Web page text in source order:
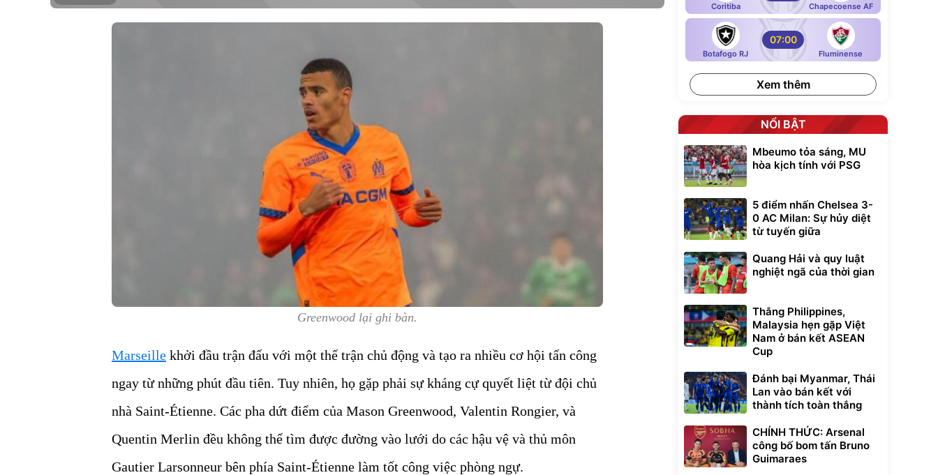
Greenwood lại ghi bàn.
Marseille khởi đầu trận đấu với một thế trận chủ động và tạo ra nhiều cơ hội tấn công
ngay từ những phút đầu tiên. Tuy nhiên, họ gặp phải sự kháng cự quyết liệt từ đội chủ
nhà Saint-Étienne. Các pha dứt điểm của Mason Greenwood, Valentin Rongier, và
Quentin Merlin đều không thể tìm được đường vào lưới do các hậu vệ và thủ môn
Gautier Larsonneur bên phía Saint-Étienne làm tốt công việc phòng ngự.
Coritiba Chapecoense AF
Botafogo RJ
07:00
Fluminense
Xem thêm
NỔI BẬT
Mbeumo tỏa sáng, MU
hòa kịch tính với PSG
5 điểm nhấn Chelsea 3-
0 AC Milan: Sự hủy diệt
từ tuyến giữa
Quang Hải và quy luật
nghiệt ngã của thời gian
Thắng Philippines,
Malaysia hẹn gặp Việt
Nam ở bán kết ASEAN
Cup
Đánh bại Myanmar, Thái
Lan vào bán kết với
thành tích toàn thắng
CHÍNH THỨC: Arsenal
công bố bom tấn Bruno
Guimaraes